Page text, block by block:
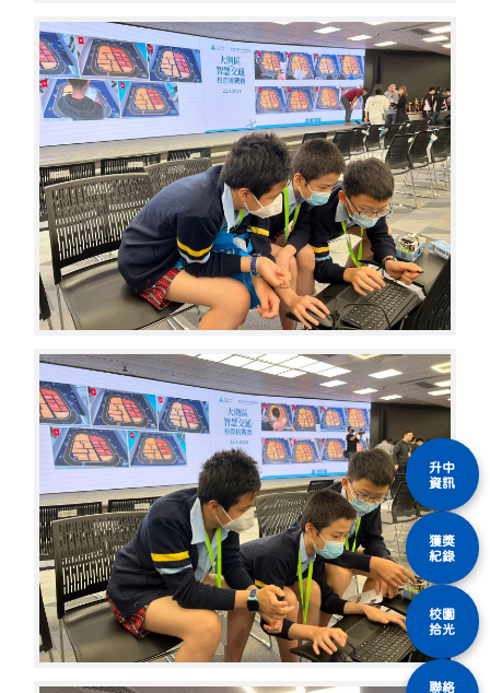
升中
資訊
獲獎
紀錄
校園
拾光
聯絡